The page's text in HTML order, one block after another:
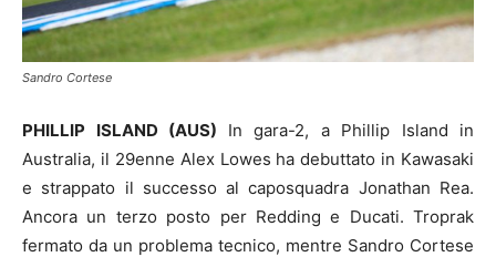
Sandro Cortese
PHILLIP ISLAND (AUS) In gara-2, a Phillip Island in
Australia, il 29enne Alex Lowes ha debuttato in Kawasaki
e strappato il successo al caposquadra Jonathan Rea.
Ancora un terzo posto per Redding e Ducati. Troprak
fermato da un problema tecnico, mentre Sandro Cortese